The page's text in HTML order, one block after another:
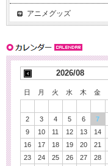
アニメグッズ
2026/08
日 月 火 水 木 金
2
3 4 5 6 7
9
10 11 12 13 14
16
17 18 19 20 21
23
24 25 26 27 28